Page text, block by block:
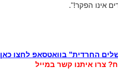
אינו הפקר!".
החרדית" בוואטסאפ לחצו כאן
צרו איתנו קשר במייל